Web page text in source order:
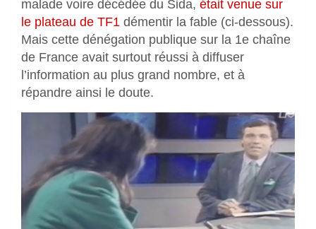
malade voire décédée du Sida, était venue sur
le plateau de TF1 démentir la fable (ci-dessous).
Mais cette dénégation publique sur la 1e chaîne
de France avait surtout réussi à diffuser
l’information au plus grand nombre, et à
répandre ainsi le doute.